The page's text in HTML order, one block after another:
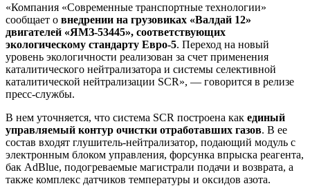
«Компания «Современные транспортные технологии»
сообщает о внедрении на грузовиках «Валдай 12»
двигателей «ЯМЗ-53445», соответствующих
экологическому стандарту Евро-5. Переход на новый
уровень экологичности реализован за счет применения
каталитического нейтрализатора и системы селективной
каталитической нейтрализации SCR», — говорится в релизе
пресс-службы.
В нем уточняется, что система SCR построена как единый
управляемый контур очистки отработавших газов. В ее
состав входят глушитель-нейтрализатор, подающий модуль с
электронным блоком управления, форсунка впрыска реагента,
бак AdBlue, подогреваемые магистрали подачи и возврата, а
также комплекс датчиков температуры и оксидов азота.